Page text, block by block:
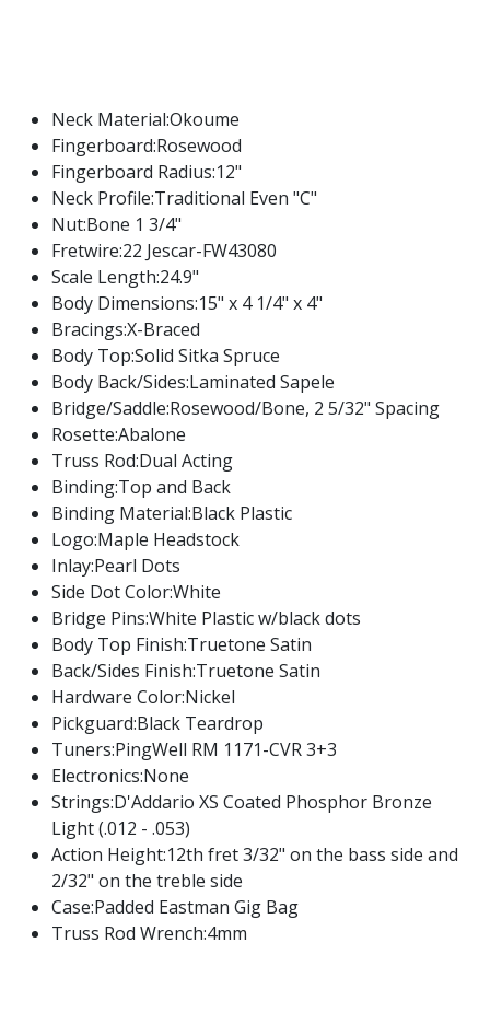
Neck Material:Okoume
Fingerboard:Rosewood
Fingerboard Radius:12"
Neck Profile:Traditional Even "C"
Nut:Bone 1 3/4"
Fretwire:22 Jescar-FW43080
Scale Length:24.9"
Body Dimensions:15" x 4 1/4" x 4"
Bracings:X-Braced
Body Top:Solid Sitka Spruce
Body Back/Sides:Laminated Sapele
Bridge/Saddle:Rosewood/Bone, 2 5/32" Spacing
Rosette:Abalone
Truss Rod:Dual Acting
Binding:Top and Back
Binding Material:Black Plastic
Logo:Maple Headstock
Inlay:Pearl Dots
Side Dot Color:White
Bridge Pins:White Plastic w/black dots
Body Top Finish:Truetone Satin
Back/Sides Finish:Truetone Satin
Hardware Color:Nickel
Pickguard:Black Teardrop
Tuners:PingWell RM 1171-CVR 3+3
Electronics:None
Strings:D'Addario XS Coated Phosphor Bronze
Light (.012 - .053)
Action Height:12th fret 3/32" on the bass side and
2/32" on the treble side
Case:Padded Eastman Gig Bag
Truss Rod Wrench:4mm